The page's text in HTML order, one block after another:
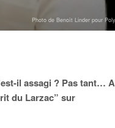
Photo de Benoît Linder pour Poly
il assagi ? Pas tant…
du Larzac” sur